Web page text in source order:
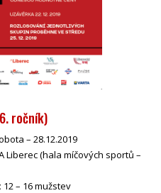
ročník)
– 28.12.2019
Liberec (hala míčových sportů –
12 – 16 mužstev